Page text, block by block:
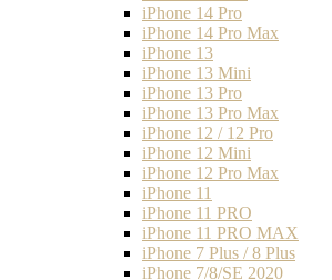
iPhone 14 Pro
iPhone 14 Pro Max
iPhone 13
iPhone 13 Mini
iPhone 13 Pro
iPhone 13 Pro Max
iPhone 12 / 12 Pro
iPhone 12 Mini
iPhone 12 Pro Max
iPhone 11
iPhone 11 PRO
iPhone 11 PRO MAX
iPhone 7 Plus / 8 Plus
iPhone 7/8/SE 2020